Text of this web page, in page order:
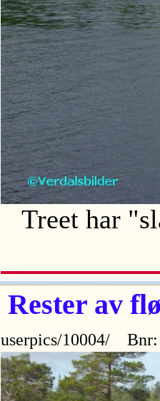
Treet har
Rester av
userpics/10004/ Bnr: